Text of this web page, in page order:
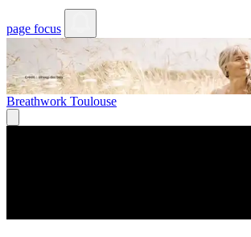
page focus
Breathwork Toulouse